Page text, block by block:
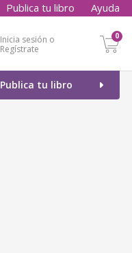
Publica tu libro Ayuda
Inicia sesión o
Regístrate
0
Publica tu libro